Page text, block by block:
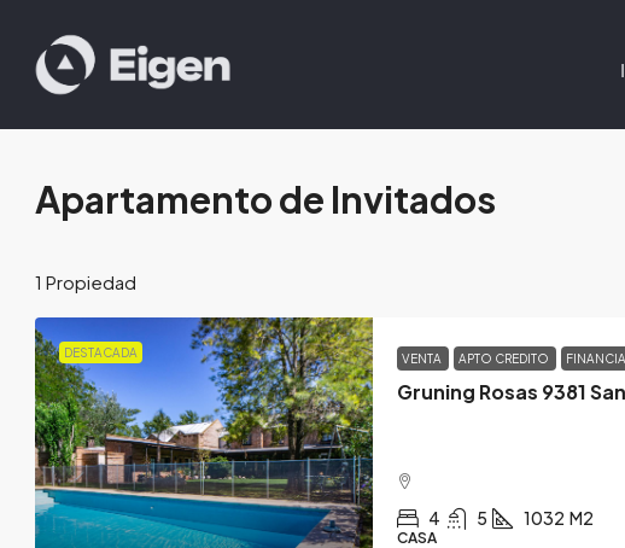
Apartamento de Invitados
1 Propiedad
DESTACADA VENTA APTO CREDITO
Gruning Rosas 9381
4 5 1032 M2
CASA